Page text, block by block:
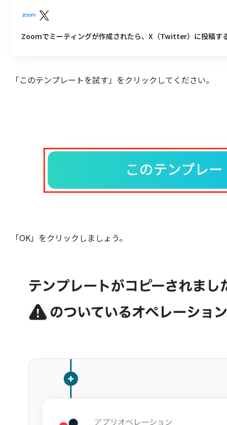
Zoomでミーティングが作成されたら、X（Twitter）に投稿す
「このテンプレートを試す」をクリックしてください。
「OK」をクリックしましょう。